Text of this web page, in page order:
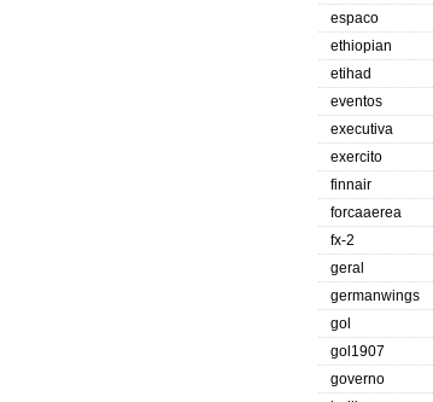
espaco
ethiopian
etihad
eventos
executiva
exercito
finnair
forcaaerea
fx-2
geral
germanwings
gol
gol1907
governo